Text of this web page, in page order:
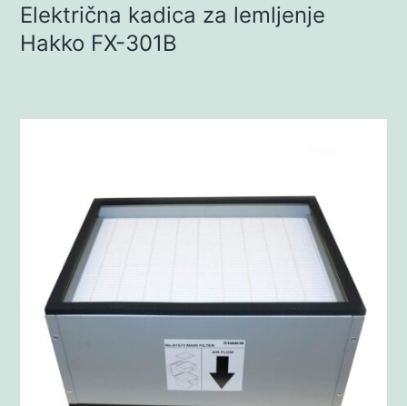
Električna kadica za lemljenje
Hakko FX-301B